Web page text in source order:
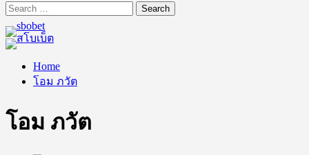
Search
for:
Home
โอม ภวัต
โอม ภวัต